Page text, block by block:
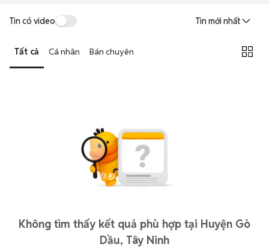
Tin có video Tin mới nhất
Tất cả Cá nhân Bán chuyên
Không tìm thấy kết quả phù hợp tại Huyện Gò
Dầu, Tây Ninh